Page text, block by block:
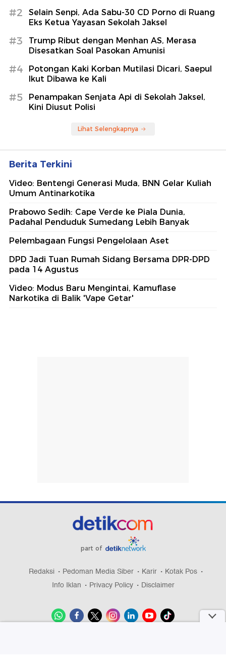
#2
Selain Senpi, Ada Sabu-30 CD Porno di Ruang
Eks Ketua Yayasan Sekolah Jaksel
#3
Trump Ribut dengan Menhan AS, Merasa
Disesatkan Soal Pasokan Amunisi
#4
Potongan Kaki Korban Mutilasi Dicari, Saepul
Ikut Dibawa ke Kali
#5
Penampakan Senjata Api di Sekolah Jaksel,
Kini Diusut Polisi
Lihat Selengkapnya
Berita Terkini
Video: Bentengi Generasi Muda, BNN Gelar Kuliah
Umum Antinarkotika
Prabowo Sedih: Cape Verde ke Piala Dunia,
Padahal Penduduk Sumedang Lebih Banyak
Pelembagaan Fungsi Pengelolaan Aset
DPD Jadi Tuan Rumah Sidang Bersama DPR-DPD
pada 14 Agustus
Video: Modus Baru Mengintai, Kamuflase
Narkotika di Balik 'Vape Getar'
part of
Redaksi Pedoman Media Siber Karir
Kotak Pos
Info Iklan
Privacy Policy Disclaimer